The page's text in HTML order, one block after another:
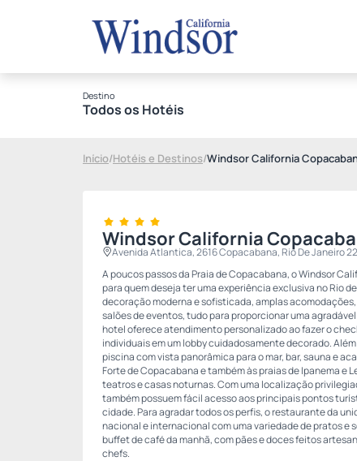
Destino
Todos os Hotéis
Início/Hotéis e Destinos/Windsor California
Windsor California
Avenida Atlantica, 2616 Copacabana, Rio De Janeiro
A poucos passos da Praia de Copacabana, o Windsor
para quem deseja ter uma experiência exclusiva no Rio
decoração moderna e sofisticada, amplas
salões de eventos, tudo para proporcionar uma
hotel oferece atendimento personalizado ao fazer o
individuais em um lobby cuidadosamente decorado.
piscina com vista panorâmica para o mar, bar, sauna e
Forte de Copacabana e também às praias de Ipanema e
teatros e casas noturnas. Com uma localização
também possuem fácil acesso aos principais pontos
cidade. Para agradar todos os perfis, o restaurante da
nacional e internacional com uma variedade de pratos e
buffet de café da manhã, com pães e doces feitos
chefs.